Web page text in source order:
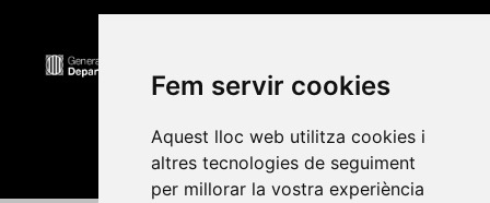
Fem servir cookies
Aquest lloc web utilitza cookies i
altres tecnologies de seguiment
per millorar la vostra experiència